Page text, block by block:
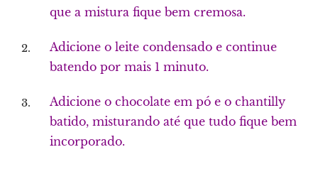
que a mistura fique bem cremosa.
Adicione o leite condensado e continue
batendo por mais 1 minuto.
Adicione o chocolate em pó e o chantilly
batido, misturando até que tudo fique bem
incorporado.